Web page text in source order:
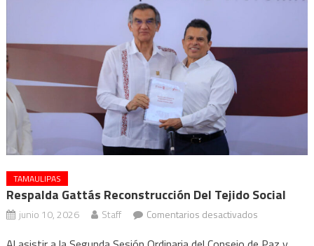
TAMAULIPAS
Respalda Gattás Reconstrucción Del Tejido Social
junio 10, 2026 Staff Comentarios desactivadosen